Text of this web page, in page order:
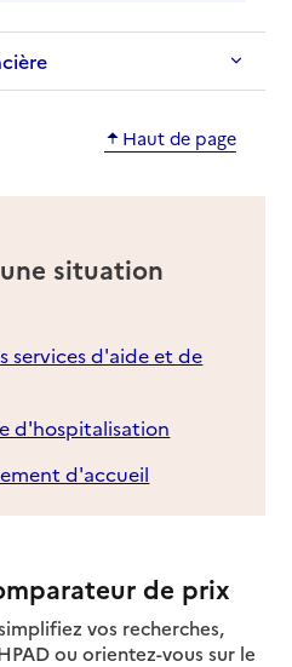
Haut de page
situation
services d'aide et de
d'hospitalisation
d'accueil
de prix
vos recherches,
ou orientez-vous sur le